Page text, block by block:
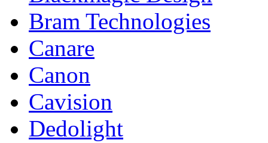
Bram Technologies
Canare
Canon
Cavision
Dedolight